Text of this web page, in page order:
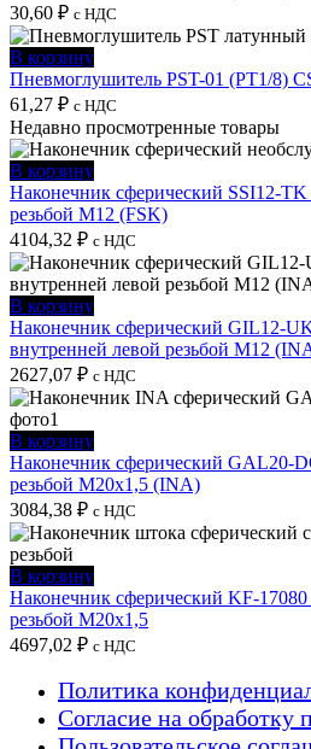
30,60 ₽ с НДС
В корзину
Пневмоглушитель PST-01 (PT1/8)
61,27 ₽ с НДС
Недавно просмотренные товары
В корзину
Наконечник сферический SSI12-
резьбой M12 (FSK)
4104,32 ₽ с НДС
В корзину
Наконечник сферический GIL12-
внутренней левой резьбой M12
2627,07 ₽ с НДС
В корзину
Наконечник сферический GAL20-
резьбой M20x1,5 (INA)
3084,38 ₽ с НДС
В корзину
Наконечник сферический KF-
резьбой M20x1,5
4697,02 ₽ с НДС
Политика
Согласие на обработку